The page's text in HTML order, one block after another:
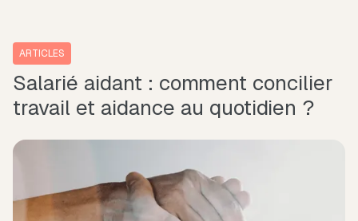
ARTICLES
Salarié aidant : comment concilier
travail et aidance au quotidien ?